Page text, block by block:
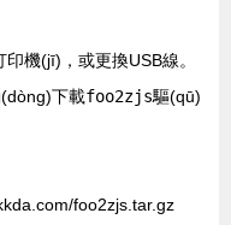
印機(jī)，或更換USB線。
(dòng)下載foo2zjs驅(qū)
foo2zjs.tar.gz